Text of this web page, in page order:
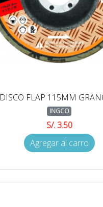
DISCO FLAP 115MM
INGCO
S/. 3.50
Agregar al carro